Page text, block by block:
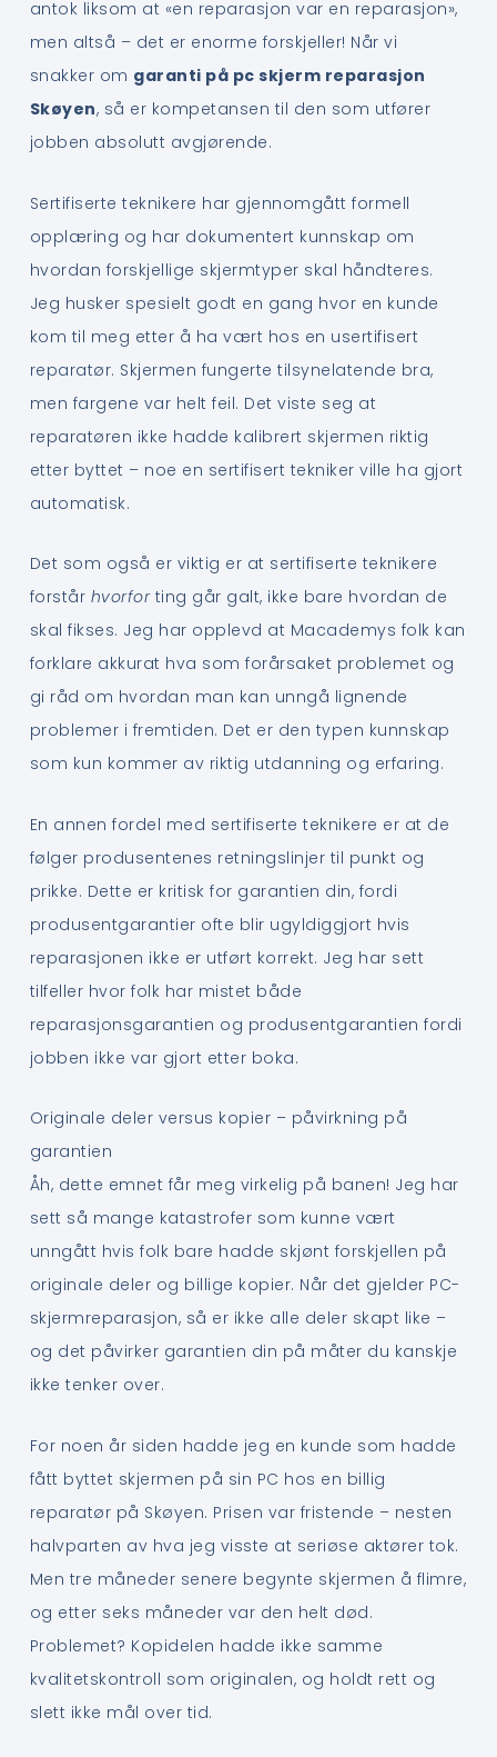
antok liksom at «en reparasjon var en reparasjon»,
men altså – det er enorme forskjeller! Når vi
snakker om garanti på pc skjerm reparasjon
Skøyen, så er kompetansen til den som utfører
jobben absolutt avgjørende.
Sertifiserte teknikere har gjennomgått formell
opplæring og har dokumentert kunnskap om
hvordan forskjellige skjermtyper skal håndteres.
Jeg husker spesielt godt en gang hvor en kunde
kom til meg etter å ha vært hos en usertifisert
reparatør. Skjermen fungerte tilsynelatende bra,
men fargene var helt feil. Det viste seg at
reparatøren ikke hadde kalibrert skjermen riktig
etter byttet – noe en sertifisert tekniker ville ha gjort
automatisk.
Det som også er viktig er at sertifiserte teknikere
forstår hvorforting går galt, ikke bare hvordan de
skal fikses. Jeg har opplevd at Macademys folk kan
forklare akkurat hva som forårsaket problemet og
gi råd om hvordan man kan unngå lignende
problemer i fremtiden. Det er den typen kunnskap
som kun kommer av riktig utdanning og erfaring.
En annen fordel med sertifiserte teknikere er at de
følger produsentenes retningslinjer til punkt og
prikke. Dette er kritisk for garantien din, fordi
produsentgarantier ofte blir ugyldiggjort hvis
reparasjonen ikke er utført korrekt. Jeg har sett
tilfeller hvor folk har mistet både
reparasjonsgarantien og produsentgarantien fordi
jobben ikke var gjort etter boka.
Originale deler versus kopier – påvirkning på
garantien
Åh, dette emnet får meg virkelig på banen! Jeg har
sett så mange katastrofer som kunne vært
unngått hvis folk bare hadde skjønt forskjellen på
originale deler og billige kopier. Når det gjelder PC-
skjermreparasjon, så er ikke alle deler skapt like –
og det påvirker garantien din på måter du kanskje
ikke tenker over.
For noen år siden hadde jeg en kunde som hadde
fått byttet skjermen på sin PC hos en billig
reparatør på Skøyen. Prisen var fristende – nesten
halvparten av hva jeg visste at seriøse aktører tok.
Men tre måneder senere begynte skjermen å flimre,
og etter seks måneder var den helt død.
Problemet? Kopidelen hadde ikke samme
kvalitetskontroll som originalen, og holdt rett og
slett ikke mål over tid.